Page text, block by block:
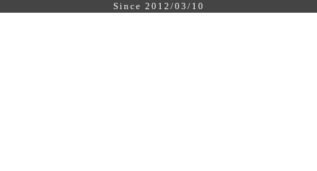
Since 2012/03/10